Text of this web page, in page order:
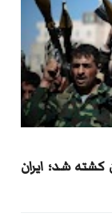
شد؛ ایران